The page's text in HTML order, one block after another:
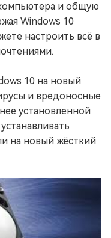
и общую
Windows 10
настроить всё в
10 на новый
и вредоносные
установленной
на новый жёсткий